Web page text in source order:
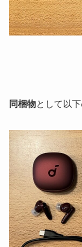
同梱物として以下